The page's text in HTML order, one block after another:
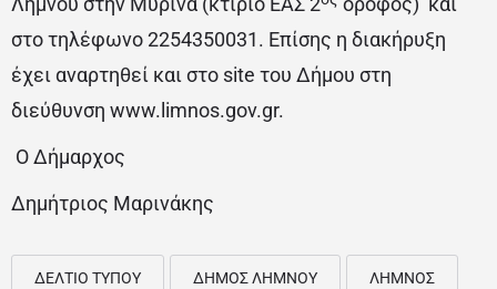
στο τηλέφωνο 2254350031. Επίσης η διακήρυξη
έχει αναρτηθεί και στο site του Δήμου στη
διεύθυνση www.limnos.gov.gr.
Ο Δήμαρχος
Δημήτριος Μαρινάκης
ΔΕΛΤΙΟ ΤΥΠΟΥ ΔΗΜΟΣ ΛΗΜΝΟΥ ΛΗΜΝΟΣ